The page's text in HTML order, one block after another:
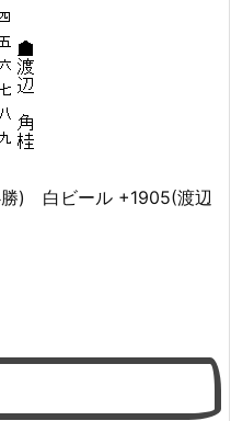
) 白ビール +1905(渡辺